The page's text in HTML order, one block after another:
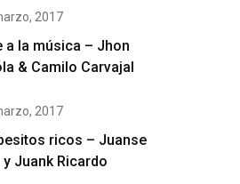
2017
a la música – Jhon
& Camilo Carvajal
2017
ricos – Juanse
y Juank Ricardo